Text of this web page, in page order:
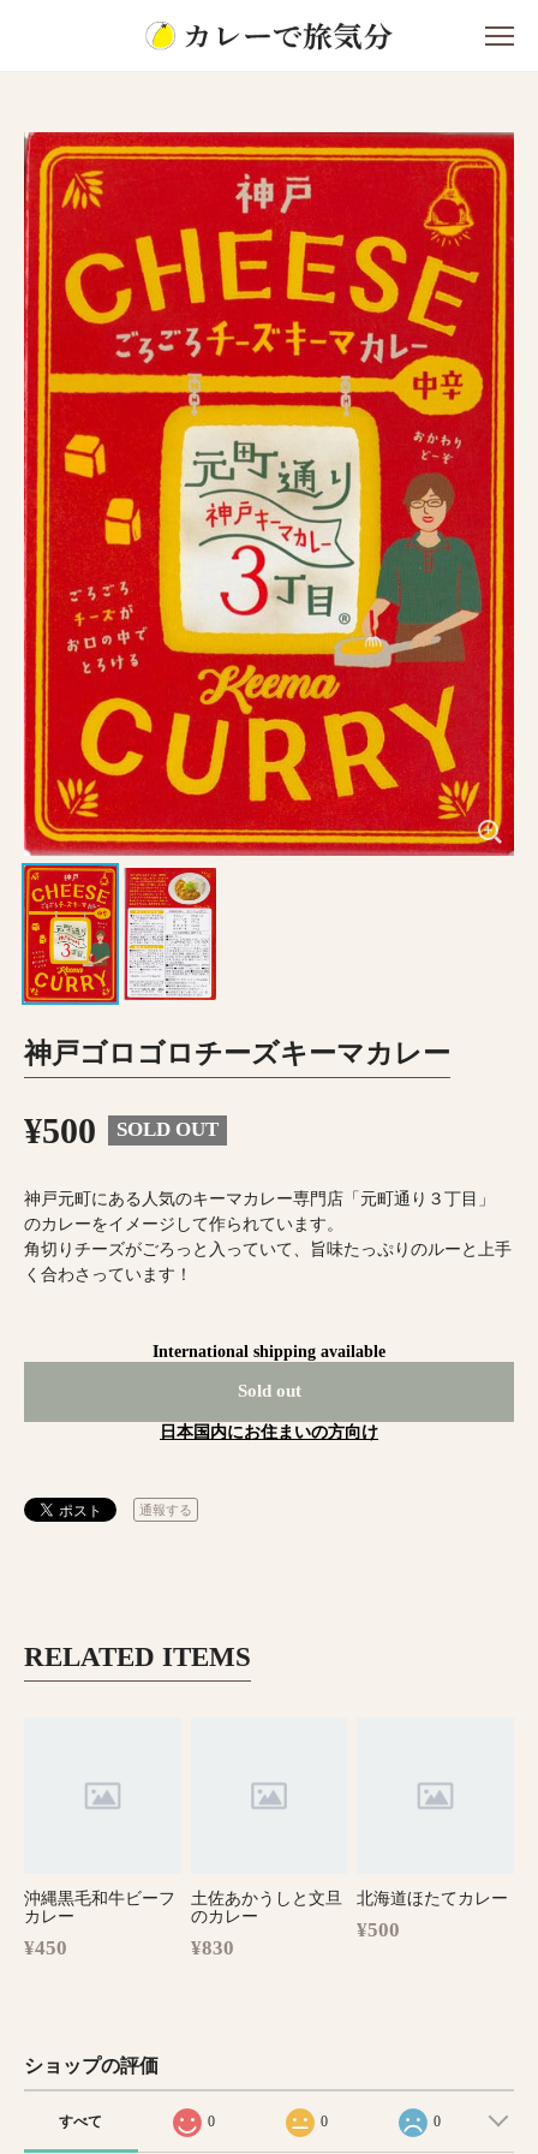
神戸ゴロゴロチーズキーマカレー
¥500 SOLD OUT
神戸元町にある人気のキーマカレー専門店「元町通り３丁目」
のカレーをイメージして作られています。
角切りチーズがごろっと入っていて、旨味たっぷりのルーと上手
く合わさっています！
International shipping available
Sold out
日本国内にお住まいの方向け
通報する
RELATED ITEMS
沖縄黒毛和牛ビーフ
カレー
¥450
土佐あかうしと文旦
のカレー
¥830
北海道ほたてカレー
¥500
ショップの評価
すべて 0 0 0